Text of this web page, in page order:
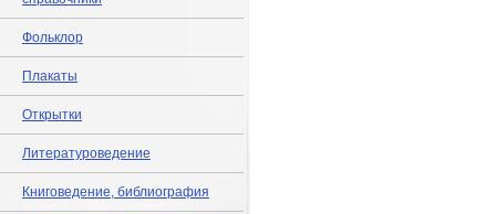
Фольклор
Плакаты
Открытки
Литературоведение
Книговедение, библиография